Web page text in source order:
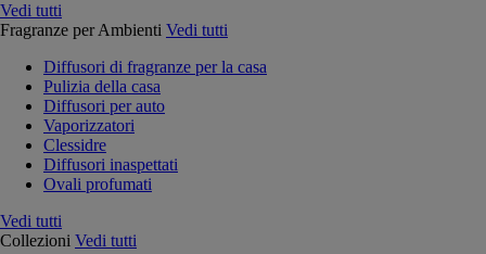
Vedi tutti
Fragranze per Ambienti Vedi tutti
Diffusori di fragranze per la casa
Pulizia della casa
Diffusori per auto
Vaporizzatori
Clessidre
Diffusori inaspettati
Ovali profumati
Vedi tutti
Collezioni Vedi tutti